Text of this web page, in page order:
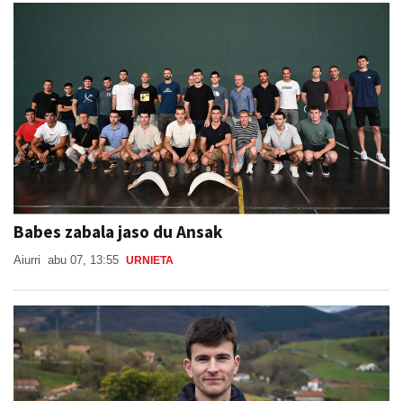
Babes zabala jaso du Ansak
Aiurri abu 07, 13:55 URNIETA